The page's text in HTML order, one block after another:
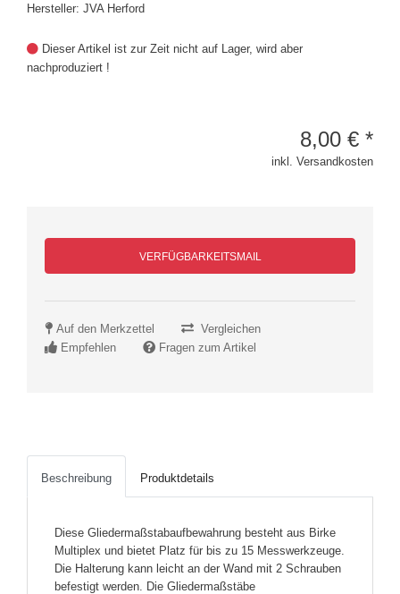
Hersteller: JVA Herford
Dieser Artikel ist zur Zeit nicht auf Lager, wird aber
nachproduziert !
8,00 € *
inkl. Versandkosten
VERFÜGBARKEITSMAIL
Auf den Merkzettel
Vergleichen
Empfehlen
Fragen zum Artikel
Beschreibung Produktdetails
Diese Gliedermaßstabaufbewahrung besteht aus Birke
Multiplex und bietet Platz für bis zu 15 Messwerkzeuge.
Die Halterung kann leicht an der Wand mit 2 Schrauben
befestigt werden. Die Gliedermaßstäbe